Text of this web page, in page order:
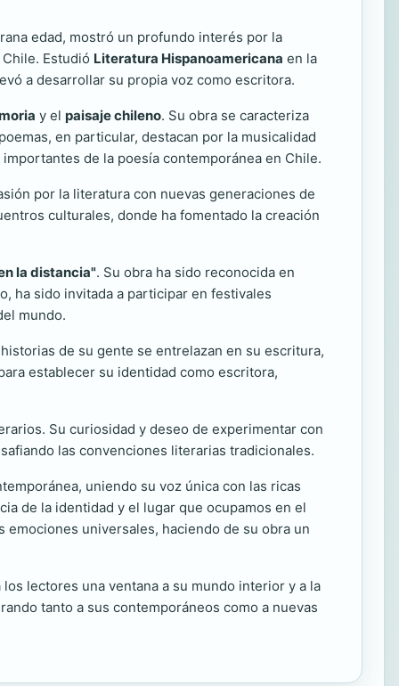
edad, mostró un profundo interés por la
Estudió Literatura Hispanoamericana en la
a desarrollar su propia voz como escritora.
y el paisaje chileno. Su obra se caracteriza
en particular, destacan por la musicalidad
de la poesía contemporánea en Chile.
por la literatura con nuevas generaciones de
culturales, donde ha fomentado la creación
la distancia". Su obra ha sido reconocida en
ha sido invitada a participar en festivales
mundo.
de su gente se entrelazan en su escritura,
establecer su identidad como escritora,
Su curiosidad y deseo de experimentar con
las convenciones literarias tradicionales.
uniendo su voz única con las ricas
de la identidad y el lugar que ocupamos en el
universales, haciendo de su obra un
lectores una ventana a su mundo interior y a la
tanto a sus contemporáneos como a nuevas